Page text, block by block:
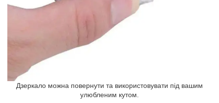
Дзеркало можна повернути та використовувати під вашим
улюбленим кутом.